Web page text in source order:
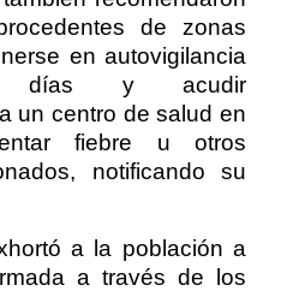
de zonas
en autovigilancia
días y acudir
un centro de salud en
fiebre u otros
notificando su
a la población a
a través de los